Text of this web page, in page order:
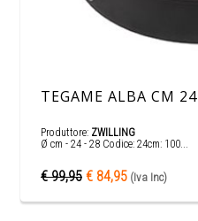
TEGAME ALBA CM 24
Produttore: ZWILLING
Ø cm - 24 - 28 Codice: 24cm: 100...
€ 99,95 € 84,95 (Iva Inc)